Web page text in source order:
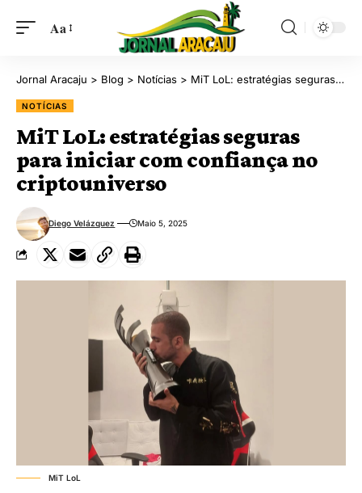
Aa
Jornal Aracaju > Blog > Notícias > MiT LoL: estratégias seguras para iniciar com confiança no criptouniverso
NOTÍCIAS
MiT LoL: estratégias seguras
para iniciar com confiança no
criptouniverso
Diego Velázquez Maio 5, 2025
MiT LoL